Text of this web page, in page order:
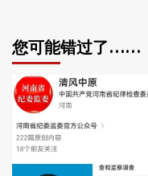
您可能错过了……